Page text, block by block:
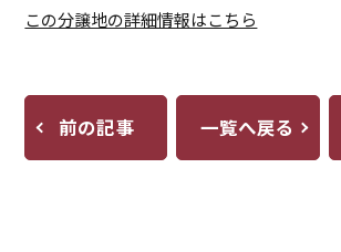
この分譲地の詳細情報はこちら
前の記事 一覧へ戻る